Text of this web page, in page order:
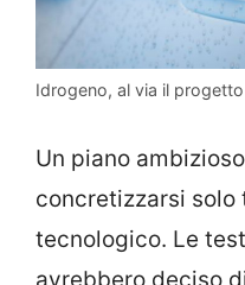
Idrogeno, al via il
Un piano
concretizzarsi
tecnologico. Le
avrebbero deciso